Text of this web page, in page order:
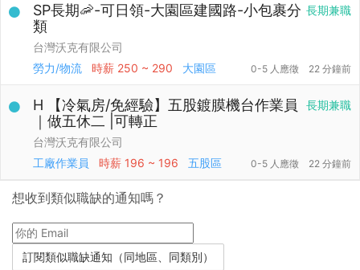
長期兼職
SP長期🦐-可日領-大園區建國路-小包裹分
類
台灣沃克有限公司
勞力/物流
時薪 250 ~ 290 大園區 0-5 人應徵 22 分鐘前
長期兼職
H 【冷氣房/免經驗】五股鍍膜機台作業員
｜做五休二 |可轉正
台灣沃克有限公司
工廠作業員
時薪 196 ~ 196 五股區 0-5 人應徵 22 分鐘前
想收到類似職缺的通知嗎？